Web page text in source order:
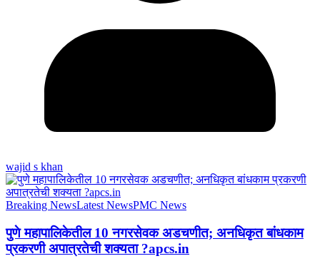
wajid s khan
Breaking NewsLatest NewsPMC News
पुणे महापालिकेतील 10 नगरसेवक अडचणीत; अनधिकृत बांधकाम
प्रकरणी अपात्रतेची शक्यता ?apcs.in